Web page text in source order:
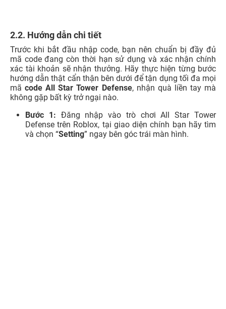
2.2. Hướng dẫn chi tiết
Trước khi bắt đầu nhập code, bạn nên chuẩn bị đầy đủ
mã code đang còn thời hạn sử dụng và xác nhận chính
xác tài khoản sẽ nhận thưởng. Hãy thực hiện từng bước
hướng dẫn thật cẩn thận bên dưới để tận dụng tối đa mọi
mãcode All Star Tower Defense, nhận quà liền tay mà
không gặp bất kỳ trở ngại nào.
Bước 1: Đăng nhập vào trò chơi All Star Tower
Defense trên Roblox, tại giao diện chính bạn hãy tìm
và chọn “Setting” ngay bên góc trái màn hình.